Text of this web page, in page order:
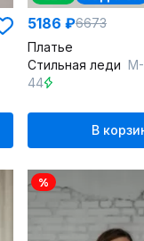
5186 ₽6673
Платье
Стильная леди М-
44
В
%